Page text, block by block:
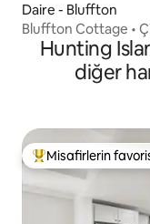
Daire - Bluffton
Hunting
diğer
Misafirlerin
Misafirlerin